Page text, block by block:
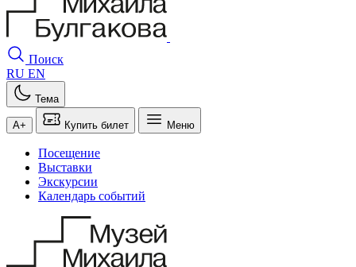
Поиск
RU EN
Тема
A+ Купить билет Меню
Посещение
Выставки
Экскурсии
Календарь событий